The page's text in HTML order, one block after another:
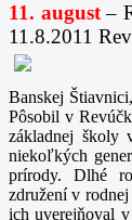
11. august –
11.8.2011
Banskej
Pôsobil v
základnej školy
niekoľkých
prírody. Dlhé
združení v
ich uverejňoval